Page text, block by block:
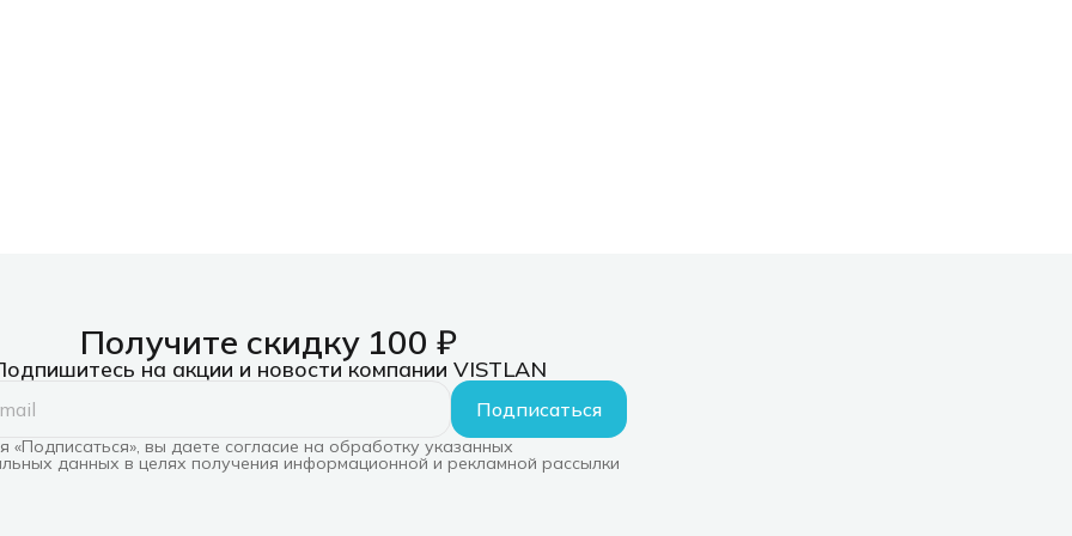
Получите скидку 100 ₽
на акции и новости компании VISTLAN
Подписаться
«Подписаться», вы даете согласие на обработку указанных
данных в целях получения информационной и рекламной рассылки